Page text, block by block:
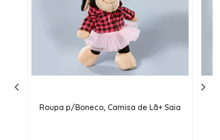
Roupa p/Boneco, Camisa de Lã+ Saia